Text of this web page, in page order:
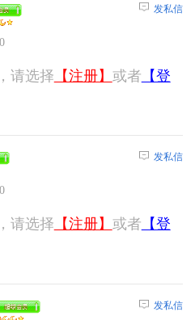
发私信
请选择 【注册】 或者 【登
发私信
请选择 【注册】 或者 【登
发私信